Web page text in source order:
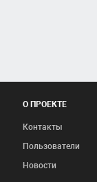
О ПРОЕКТЕ
Контакты
Пользователи
Новости